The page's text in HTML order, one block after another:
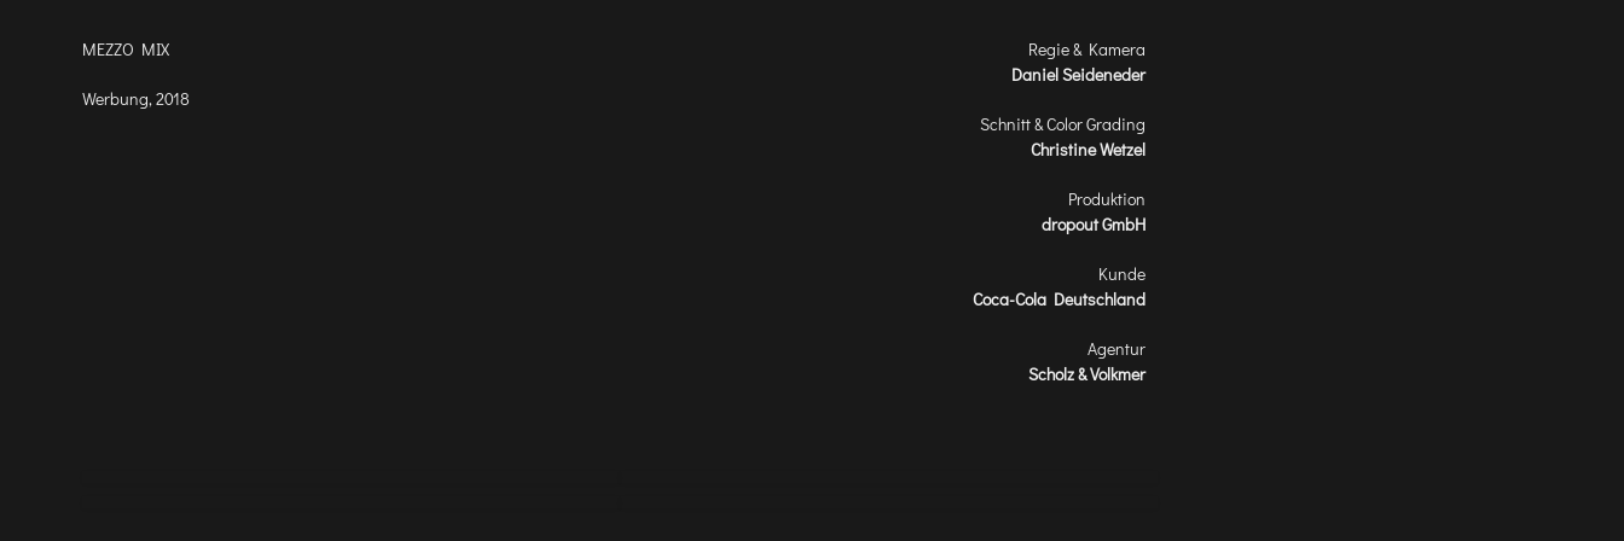
MEZZO MIX
Werbung, 2018
Regie & Kamera
Daniel Seideneder
Schnitt & Color Grading
Christine Wetzel
Produktion
dropout GmbH
Kunde
Coca-Cola Deutschland
Agentur
Scholz & Volkmer